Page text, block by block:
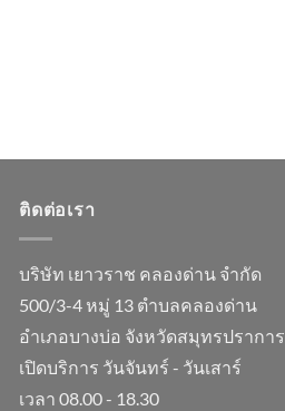
ติดต่อเรา
บริษัท เยาวราช คลองด่าน จำกัด
500/3-4 หมู่ 13 ตำบลคลองด่าน
อำเภอบางบ่อ จังหวัดสมุทรปราการ
เปิดบริการ วันจันทร์ - วันเสาร์
เวลา 08.00 - 18.30